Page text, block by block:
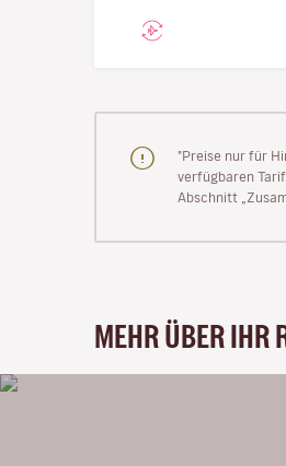
"Preise nur für
verfügbaren
Abschnitt
MEHR ÜBER IHR